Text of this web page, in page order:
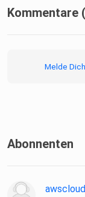
keine Frage
Kommentare
Melde
Abonnenten